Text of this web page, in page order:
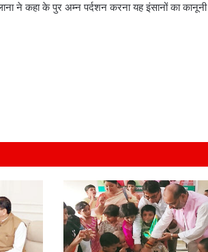
ने कहा के पुर अम्न पर्दशन करना यह इंसानों का कानूनी